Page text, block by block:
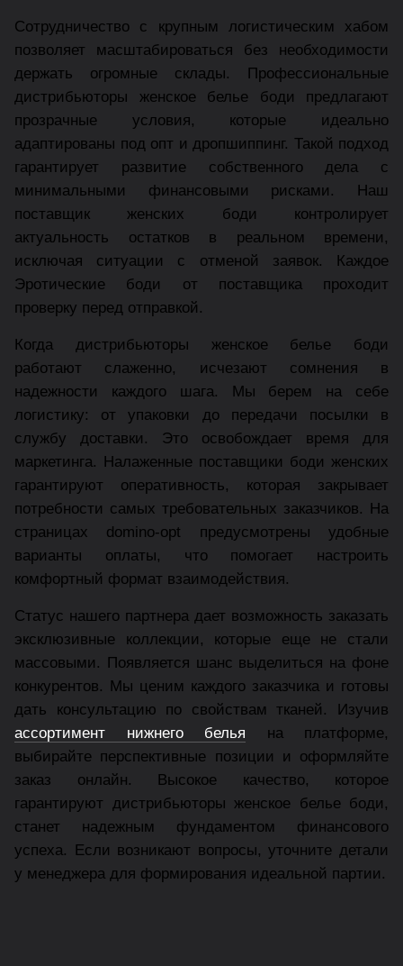
Сотрудничество с крупным логистическим хабом
позволяет масштабироваться без необходимости
держать огромные склады. Профессиональные
дистрибьюторы женское белье боди предлагают
прозрачные условия, которые идеально
адаптированы под опт и дропшиппинг. Такой подход
гарантирует развитие собственного дела с
минимальными финансовыми рисками. Наш
поставщик женских боди контролирует
актуальность остатков в реальном времени,
исключая ситуации с отменой заявок. Каждое
Эротические боди от поставщика проходит
проверку перед отправкой.
Когда дистрибьюторы женское белье боди
работают слаженно, исчезают сомнения в
надежности каждого шага. Мы берем на себе
логистику: от упаковки до передачи посылки в
службу доставки. Это освобождает время для
маркетинга. Налаженные поставщики боди женских
гарантируют оперативность, которая закрывает
потребности самых требовательных заказчиков. На
страницах domino-opt предусмотрены удобные
варианты оплаты, что помогает настроить
комфортный формат взаимодействия.
Статус нашего партнера дает возможность заказать
эксклюзивные коллекции, которые еще не стали
массовыми. Появляется шанс выделиться на фоне
конкурентов. Мы ценим каждого заказчика и готовы
дать консультацию по свойствам тканей. Изучив
ассортимент нижнего белья на платформе,
выбирайте перспективные позиции и оформляйте
заказ онлайн. Высокое качество, которое
гарантируют дистрибьюторы женское белье боди,
станет надежным фундаментом финансового
успеха. Если возникают вопросы, уточните детали
у менеджера для формирования идеальной партии.